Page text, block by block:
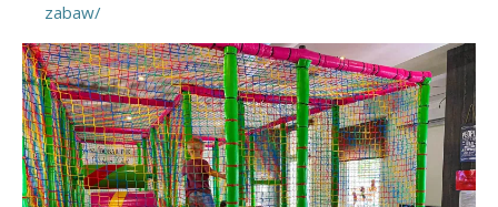
zabaw/